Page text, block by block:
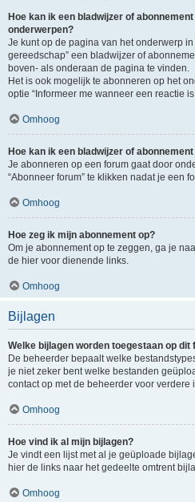
Hoe kan ik een bladwijzer of
onderwerpen?
Je kunt op de pagina van het onderwerp
gereedschap” een bladwijzer of
boven- als onderaan de pagina te vinden.
Het is ook mogelijk te abonneren op het
optie “Informeer me wanneer een reactie
Omhoog
Hoe kan ik een bladwijzer of
Je abonneren op een forum gaat door
“Abonneer forum” te klikken nadat je een
Omhoog
Hoe zeg ik mijn abonnement op?
Om je abonnement op te zeggen, ga je
de hier voor dienende links.
Omhoog
Bijlagen
Welke bijlagen worden toegestaan op dit
De beheerder bepaalt welke
je niet zeker bent welke bestanden
contact op met de beheerder voor verdere
Omhoog
Hoe vind ik al mijn bijlagen?
Je vindt een lijst met al je geüploade
hier de links naar het gedeelte omtrent
Omhoog